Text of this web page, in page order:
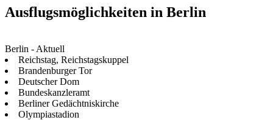
Ausflugsmöglichkeiten in Berlin
Berlin - Aktuell
Reichstag, Reichstagskuppel
Brandenburger Tor
Deutscher Dom
Bundeskanzleramt
Berliner Gedächtniskirche
Olympiastadion